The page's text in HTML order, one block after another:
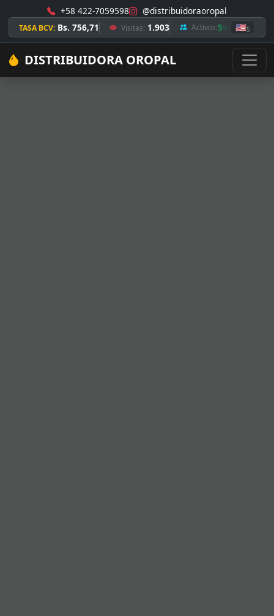
+58 422-7059598 @distribuidoraoropal
TASA BCV: Bs. 756,71 Visitas: 1.903 Activos:5 🇺🇸5
DISTRIBUIDORA OROPAL